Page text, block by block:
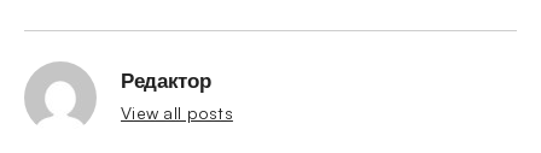
Редактор
View all posts